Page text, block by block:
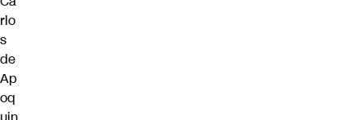
rlo
s
de
Ap
oq